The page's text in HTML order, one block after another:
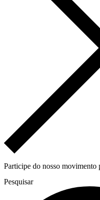
Participe do nosso movimento
Pesquisar